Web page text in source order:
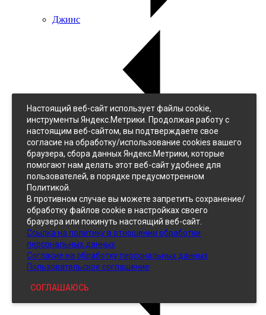
Джинс
Джинс
Однотонный
Принтованный
Кожзам
Настоящий веб-сайт использует файлы cookie,
инструменты Яндекс.Метрики. Продолжая работу с
настоящим веб-сайтом, вы подтверждаете свое
согласие на обработку/использование cookies вашего
браузера, сбора данных Яндекс.Метрики, которые
помогают нам делать этот веб-сайт удобнее для
пользователей, в порядке предусмотренном
Политикой.
В противном случае вы можете запретить сохранение/
обработку файлов cookie в настройках своего
браузера или покинуть настоящий веб-сайт.
Ссылка на политику в отношении обработки
персональных данных
Согласие на обработку персональных данных
Пользовательское соглашение
СОГЛАШАЮСЬ